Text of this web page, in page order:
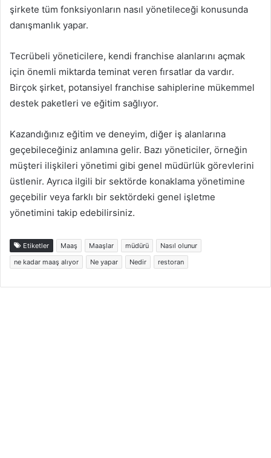
şirkete tüm fonksiyonların nasıl yönetileceği konusunda
danışmanlık yapar.
Tecrübeli yöneticilere, kendi franchise alanlarını açmak
için önemli miktarda teminat veren fırsatlar da vardır.
Birçok şirket, potansiyel franchise sahiplerine mükemmel
destek paketleri ve eğitim sağlıyor.
Kazandığınız eğitim ve deneyim, diğer iş alanlarına
geçebileceğiniz anlamına gelir. Bazı yöneticiler, örneğin
müşteri ilişkileri yönetimi gibi genel müdürlük görevlerini
üstlenir. Ayrıca ilgili bir sektörde konaklama yönetimine
geçebilir veya farklı bir sektördeki genel işletme
yönetimini takip edebilirsiniz.
Etiketler Maaş Maaşlar müdürü
Nasıl olunur
ne kadar maaş alıyor
Ne yapar Nedir restoran